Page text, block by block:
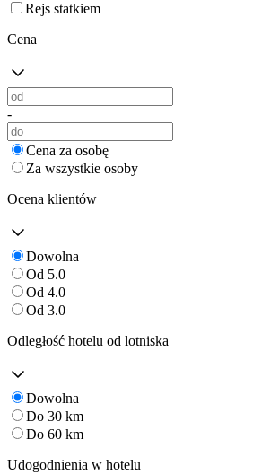
Rejs statkiem
Cena
-
Cena za osobę
Za wszystkie osoby
Ocena klientów
Dowolna
Od 5.0
Od 4.0
Od 3.0
Odległość hotelu od lotniska
Dowolna
Do 30 km
Do 60 km
Udogodnienia w hotelu